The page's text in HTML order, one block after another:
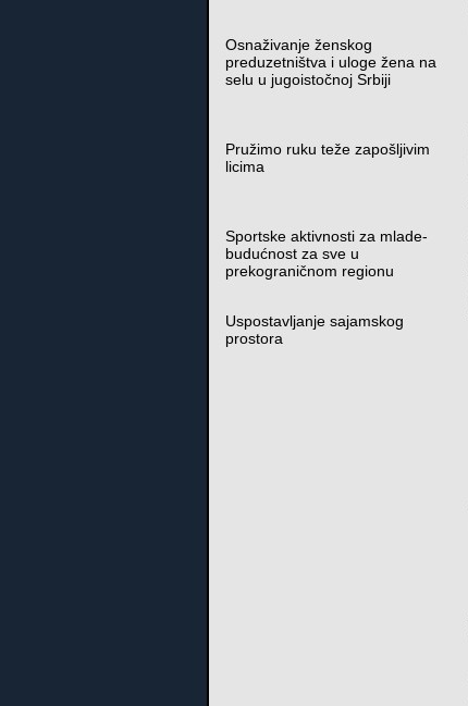
Osnaživanje ženskog
preduzetništva i uloge žena na
selu u jugoistočnoj Srbiji
Pružimo ruku teže zapošljivim
licima
Sportske aktivnosti za mlade-
budućnost za sve u
prekograničnom regionu
Uspostavljanje sajamskog
prostora